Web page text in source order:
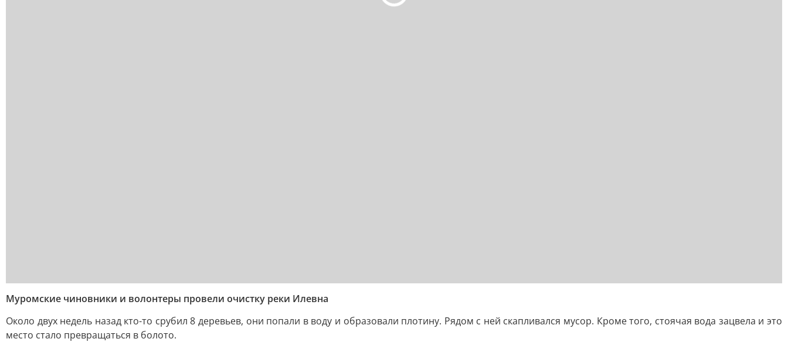
Муромские чиновники и волонтеры провели очистку реки Илевна
Около двух недель назад кто-то срубил 8 деревьев, они попали в воду и образовали плотину. Рядом с ней скапливался мусор. Кроме того, стоячая вода зацвела и это
место стало превращаться в болото.